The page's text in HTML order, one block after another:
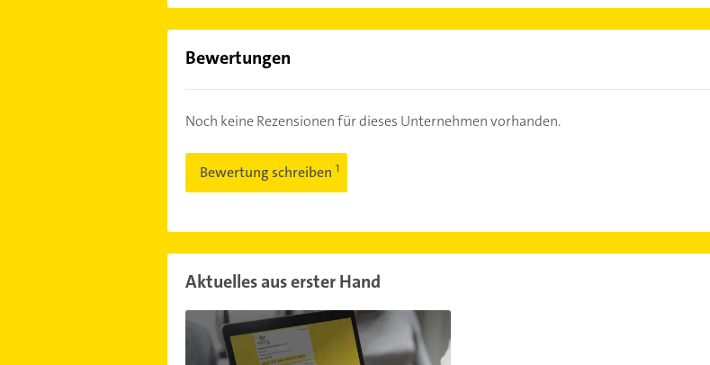
Bewertungen
Noch keine Rezensionen für dieses Unternehmen vorhanden.
Bewertung schreiben
Aktuelles aus erster Hand